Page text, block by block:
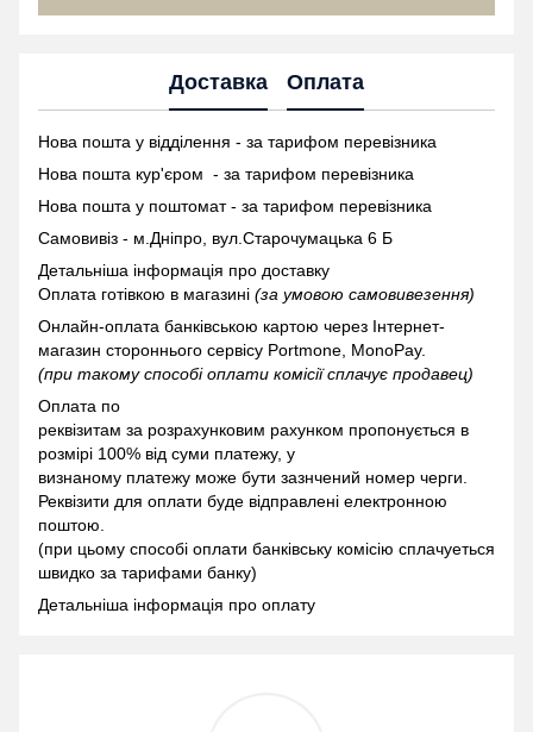
Доставка Оплата
Нова пошта у відділення - за тарифом перевізника
Нова пошта кур'єром - за тарифом перевізника
Нова пошта у поштомат - за тарифом перевізника
Самовивіз - м.Дніпро, вул.Старочумацька 6 Б
Детальніша інформація про доставку
Оплата готівкою в магазині (за умовою самовивезення)
Онлайн-оплата банківською картою через Інтернет-
магазин стороннього сервісу Portmone, MonoPay.
(при такому способі оплати комісії сплачує продавец)
Оплата по
реквізитам за розрахунковим рахунком пропонується в
розмірі 100% від суми платежу, у
визнаному платежу може бути зазнчений номер черги.
Реквізити для оплати буде відправлені електронною
поштою.
(при цьому способі оплати банківську комісію сплачуеться
швидко за тарифами банку)
Детальніша інформація про оплату